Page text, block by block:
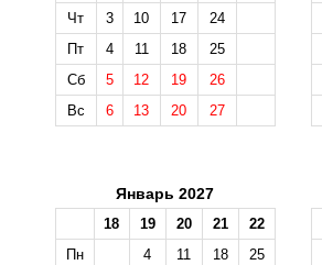
Чт
3 10 17
24
Пт
4 11 18
25
Сб
5 12 19
26
Вс
6 13 20 27
Январь 2027
18 19 20 21
22
Пн
4 11 18
25